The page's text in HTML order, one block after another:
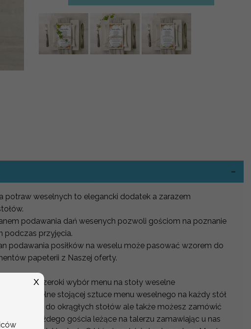
potraw weselnych to elegancki dodatek a zarazem
podawania dań wesenych pozwoli gościom na poznanie
podczas przyjęcia.
podawania posiłków na weselu może pasować wzorem do
papeterii z Naszej oferty.
szeroki wybór menu na stoły weselne
menu weselne stojącej sztuce menu weselnego na każdy stół
nadadzą się do okrągłych stołów ale także możesz zamówić
dla każdego gościa leżące na talerzu zamawiając u nas
X